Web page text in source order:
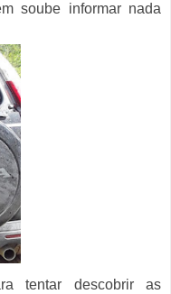
soube informar nada
tentar descobrir as